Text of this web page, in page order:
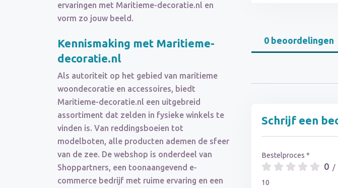
ervaringen met Maritieme-decoratie.nl en
vorm zo jouw beeld.
Kennismaking met Maritieme-
decoratie.nl
Als autoriteit op het gebied van maritieme
woondecoratie en accessoires, biedt
Maritieme-decoratie.nl een uitgebreid
assortiment dat zelden in fysieke winkels te
vinden is. Van reddingsboeien tot
modelboten, alle producten ademen de sfeer
van de zee. De webshop is onderdeel van
Shoppartners, een toonaangevend e-
commerce bedrijf met ruime ervaring en een
0 beoordelingen
Schrijf een
Bestelproces *
0 /
10